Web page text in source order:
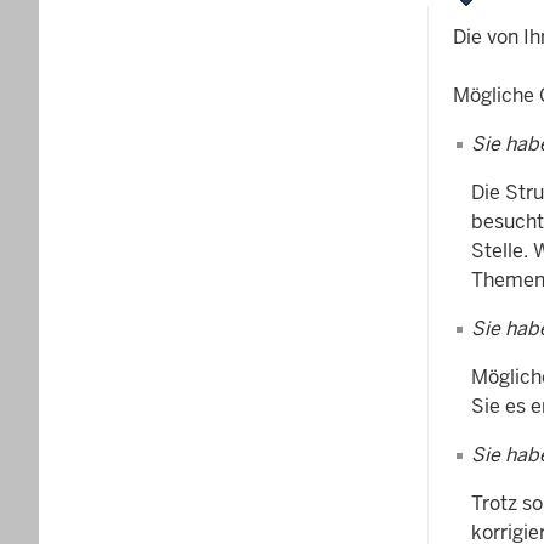
Die von
Mögliche
Sie
Die
Stelle.
Sie
Sie es
Sie
Trotz